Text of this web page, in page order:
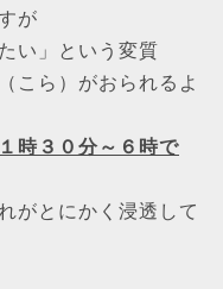
が
い」という変質
こら）がおられるよ
時３０分～６時で
がとにかく浸透して